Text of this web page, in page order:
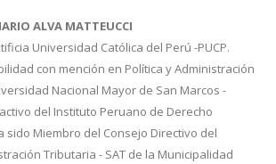
ALVA MATTEUCCI
Universidad Católica del Perú -PUCP.
con mención en Política y Administración
Nacional Mayor de San Marcos -
del Instituto Peruano de Derecho
sido Miembro del Consejo Directivo del
Tributaria - SAT de la Municipalidad